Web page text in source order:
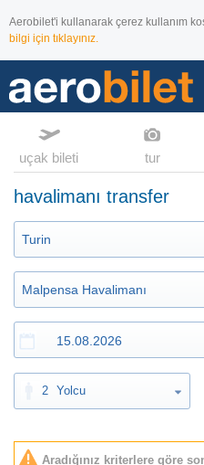
Aerobilet'i kullanarak çerez kullanım
bilgi için tıklayınız.
uçak bileti tur
havalimanı transfer
2 Yolcu
Aradığınız kriterlere göre